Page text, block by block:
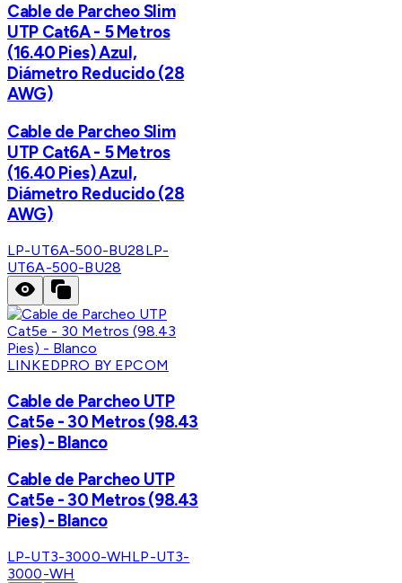
Cable de Parcheo Slim
UTP Cat6A - 5 Metros
(16.40 Pies) Azul,
Diámetro Reducido (28
AWG)
Cable de Parcheo Slim
UTP Cat6A - 5 Metros
(16.40 Pies) Azul,
Diámetro Reducido (28
AWG)
LP-UT6A-500-BU28LP-
UT6A-500-BU28
LINKEDPRO BY EPCOM
Cable de Parcheo UTP
Cat5e - 30 Metros (98.43
Pies) - Blanco
Cable de Parcheo UTP
Cat5e - 30 Metros (98.43
Pies) - Blanco
LP-UT3-3000-WHLP-UT3-
3000-WH